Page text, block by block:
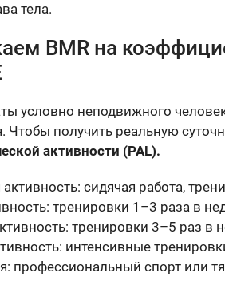
тела.
BMR на
условно неподвижного
Чтобы получить реальную
активности (PAL).
сидячая работа,
тренировки 1–3 раза в
тренировки 3–5 раз в
интенсивные
профессиональный спорт или